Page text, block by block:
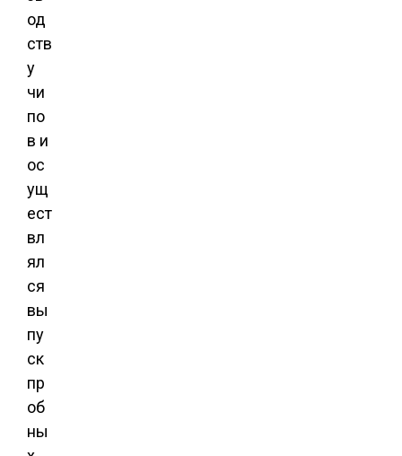
од
ств
у
чи
по
в и
ос
ущ
ест
вл
ял
ся
вы
пу
ск
пр
об
ны